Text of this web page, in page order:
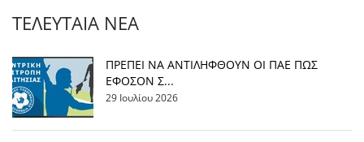
ΤΕΛΕΥΤΑΊΑ ΝΈΑ
ΠΡΕΠΕΙ ΝΑ ΑΝΤΙΛΗΦΘΟΥΝ ΟΙ ΠΑΕ ΠΩΣ
ΕΦΟΣΟΝ Σ...
29 Ιουλίου 2026